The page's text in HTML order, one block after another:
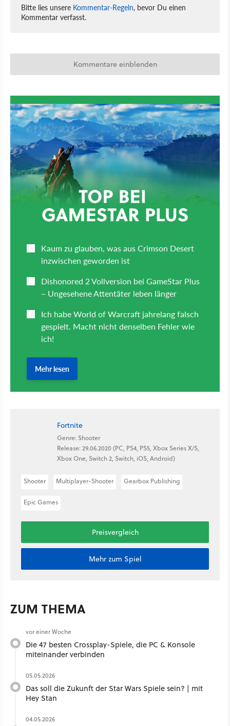
Bitte lies unsere Kommentar-Regeln, bevor Du einen
Kommentar verfasst.
Kommentare einblenden
Fortnite
Genre: Shooter
Release: 29.06.2020 (PC, PS4, PS5, Xbox Series X/S,
Xbox One, Switch 2, Switch, iOS, Android)
Shooter Multiplayer-Shooter Gearbox Publishing
Epic Games
Preisvergleich
Mehr zum Spiel
ZUM THEMA
vor einer Woche
Die 47 besten Crossplay-Spiele, die PC & Konsole
miteinander verbinden
05.05.2026
Das soll die Zukunft der Star Wars Spiele sein? | mit
Hey Stan ​
04.05.2026